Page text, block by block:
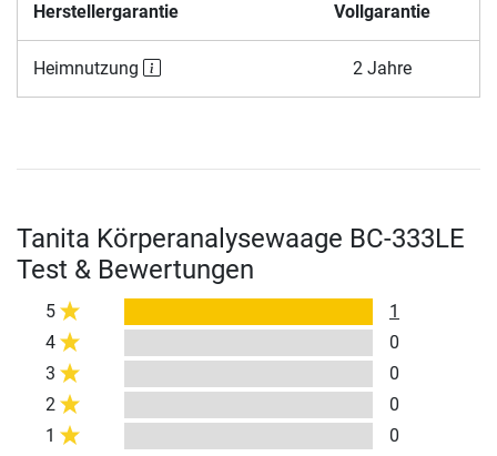
Herstellergarantie Vollgarantie
Heimnutzung 2 Jahre
Tanita Körperanalysewaage BC-333LE
Test & Bewertungen
5
1
4
0
3
0
2
0
1
0